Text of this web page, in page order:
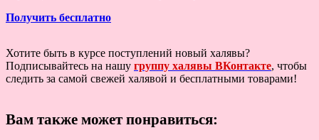
Получить бесплатно
Хотите быть в курсе поступлений новый халявы?
Подписывайтесь на нашу группу халявы ВКонтакте, чтобы
следить за самой свежей халявой и бесплатными товарами!
Вам также может понравиться: